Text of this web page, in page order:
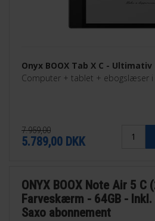
Onyx BOOX Tab X C -
Computer + tablet + ebogslæser i
7.959,00
5.789,00 DKK
ONYX BOOX Note Air 5
Farveskærm - 64GB - Inkl.
Saxo abonnement